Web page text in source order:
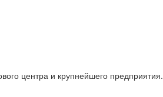
центра и крупнейшего предприятия.